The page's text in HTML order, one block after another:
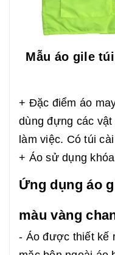
Mẫu áo gile
+ Đặc điểm áo
dùng đựng các
làm việc. Có túi
+ Áo sử dụng
Ứng dụng áo
màu vàng
- Áo được thiết kế